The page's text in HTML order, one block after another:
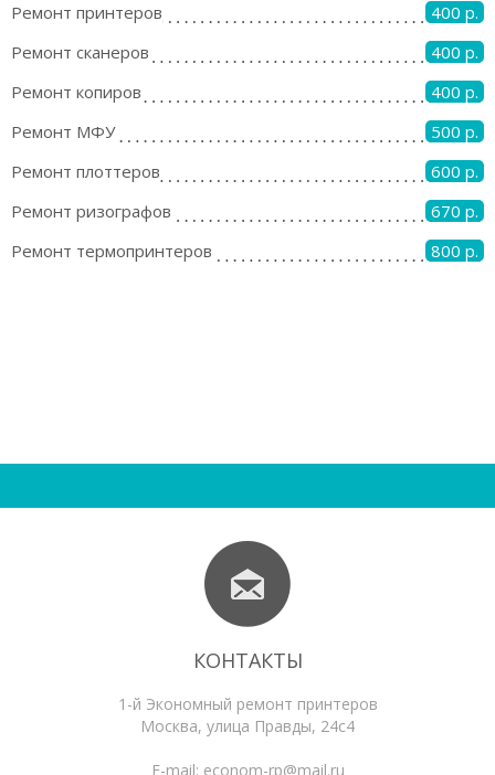
Ремонт принтеров
400 р.
Ремонт сканеров
400 р.
Ремонт копиров
400 р.
Ремонт МФУ
500 р.
Ремонт плоттеров
600 р.
Ремонт ризографов
670 р.
Ремонт термопринтеров
800 р.
КОНТАКТЫ
1-й Экономный ремонт принтеров
Москва, улица Правды, 24с4
E-mail: econom-rp@mail.ru